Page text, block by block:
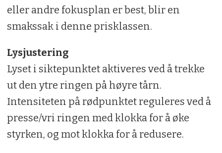
eller andre fokusplan er best, blir en
smakssak i denne prisklassen.
Lysjustering
Lyset i siktepunktet aktiveres ved å trekke
ut den ytre ringen på høyre tårn.
Intensiteten på rødpunktet reguleres ved å
presse/vri ringen med klokka for å øke
styrken, og mot klokka for å redusere.